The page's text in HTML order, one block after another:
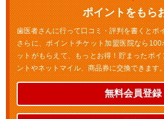
ポイントをもら
歯医者さんに行って口コミ・評判を書くとポ
さらに、ポイントチケット加盟医院なら
ットがもらえて、もっとお得！貯まったポ
ントやネットマイル、商品券に交換できます
無料会員登録